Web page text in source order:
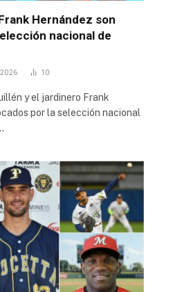
Hernández son
nacional de
10
y el jardinero Frank
por la selección nacional